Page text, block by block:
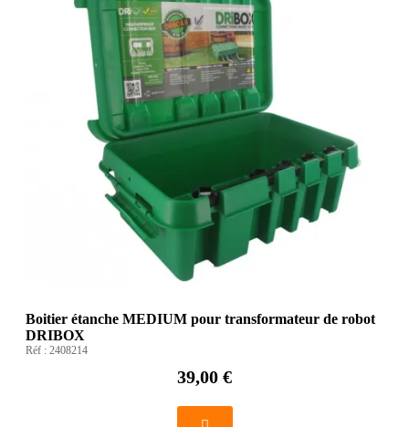
Boitier étanche MEDIUM pour transformateur de robot
DRIBOX
Réf : 2408214
39,00 €